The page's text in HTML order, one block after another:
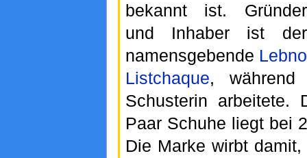
bekannt ist. Gründer
und Inhaber ist der
namensgebende Lebno
Listchaque,
Schusterin arbeitete.
Paar Schuhe liegt bei
Die Marke wirbt